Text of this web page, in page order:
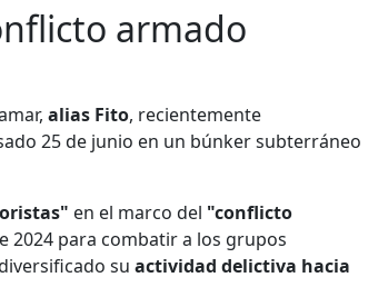
armado
alias Fito, recientemente
25 de junio en un búnker subterráneo
en el marco del "conflicto
2024 para combatir a los grupos
su actividad delictiva hacia